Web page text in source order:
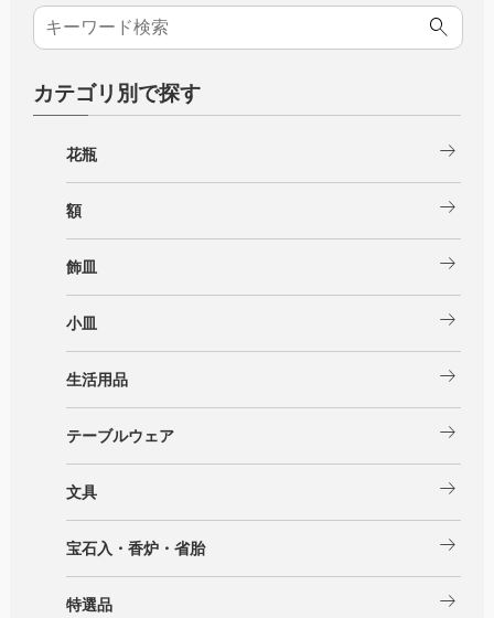
カテゴリ別で探す
花瓶 arrow_right_alt
額 arrow_right_alt
飾皿 arrow_right_alt
小皿 arrow_right_alt
生活用品 arrow_right_alt
テーブルウェア arrow_right_alt
文具 arrow_right_alt
宝石入・香炉・省胎 arrow_right_alt
特選品 arrow_right_alt